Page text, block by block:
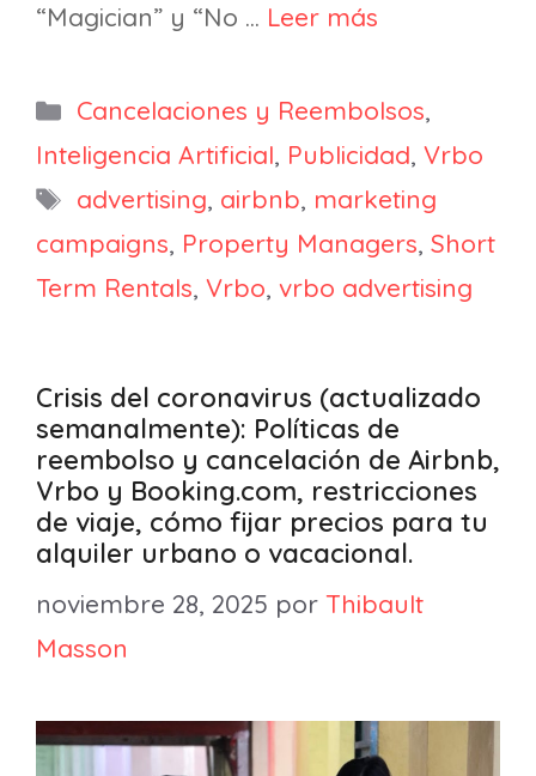
“Magician” y “No … Leer más
Categorías
Cancelaciones y Reembolsos,
Inteligencia Artificial, Publicidad, Vrbo
Etiquetas
advertising, airbnb, marketing
campaigns, Property Managers, Short
Term Rentals, Vrbo, vrbo advertising
Crisis del coronavirus (actualizado
semanalmente): Políticas de
reembolso y cancelación de Airbnb,
Vrbo y Booking.com, restricciones
de viaje, cómo fijar precios para tu
alquiler urbano o vacacional.
noviembre 28, 2025 por Thibault
Masson